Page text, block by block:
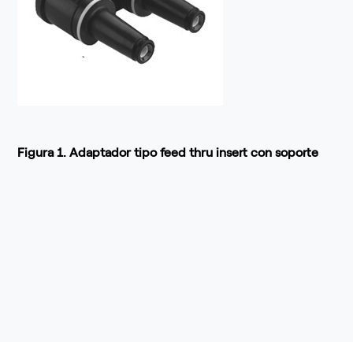
Figura 1. Adaptador tipo feed thru insert con soporte